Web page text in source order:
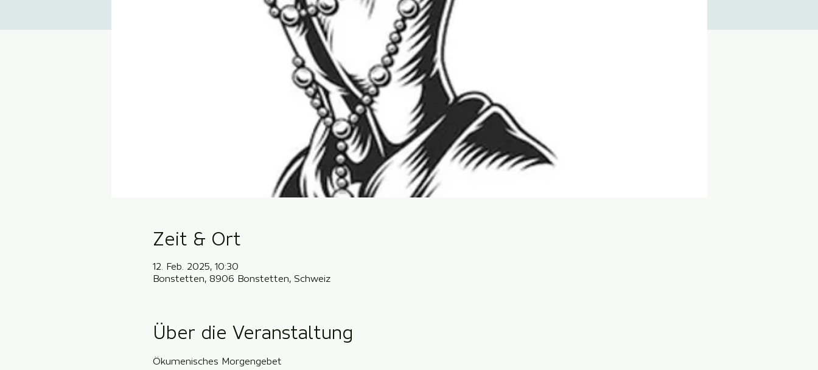
Zeit & Ort
12. Feb. 2025, 10:30
Bonstetten, 8906 Bonstetten, Schweiz
Über die Veranstaltung
Ökumenisches Morgengebet